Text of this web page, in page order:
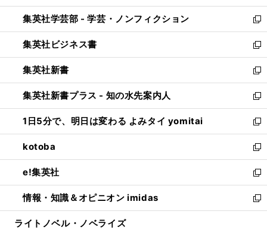
開
く
ウ
で
開
く
ン
ド
ウ
で
開
く
ウ
ィ
ン
ド
ウ
で
開
く
集英社学芸部 - 学芸・ノンフィクション
新
し
い
ウ
ィ
ン
ド
ウ
で
開
く
集英社ビジネス書
新
し
い
ウ
ィ
ン
ド
ウ
で
開
く
集英社新書
新
し
い
ウ
ィ
ン
ド
ウ
で
開
く
集英社新書プラス - 知の水先案内人
新
し
い
ウ
ィ
ン
ド
ウ
で
開
1日5分で、明日は変わる よみタイ yomitai
新
し
い
ウ
ィ
ン
ド
ウ
kotoba
新
し
い
ウ
ィ
ン
e!集英社
新
し
い
ウ
情報・知識＆オピニオン imidas
新
し
ライトノベル・ノベライズ